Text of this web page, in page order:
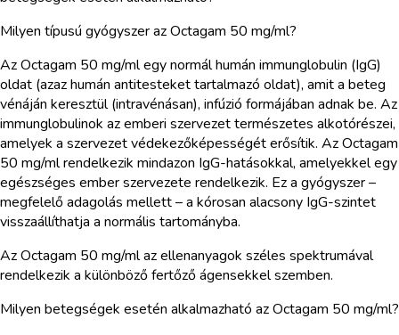
Milyen típusú gyógyszer az Octagam 50 mg/ml?
Az Octagam 50 mg/ml egy normál humán immunglobulin (IgG)
oldat (azaz humán antitesteket tartalmazó oldat), amit a beteg
vénáján keresztül (intravénásan), infúzió formájában adnak be. Az
immunglobulinok az emberi szervezet természetes alkotórészei,
amelyek a szervezet védekezőképességét erősítik. Az Octagam
50 mg/ml rendelkezik mindazon IgG-hatásokkal, amelyekkel egy
egészséges ember szervezete rendelkezik. Ez a gyógyszer –
megfelelő adagolás mellett – a kórosan alacsony IgG-szintet
visszaállíthatja a normális tartományba.
Az Octagam 50 mg/ml az ellenanyagok széles spektrumával
rendelkezik a különböző fertőző ágensekkel szemben.
Milyen betegségek esetén alkalmazható az Octagam 50 mg/ml?